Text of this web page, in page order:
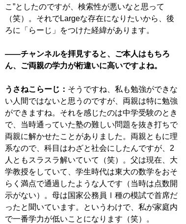
こ”としたのですが、検索性が悪いなと思って
（笑）。それでLargeな存在になりたいから、後
ろに「らーじ」をつけた経緯があります。
――チャンネルを拝見すると、ご本人はもちろ
ん、ご両親の学力が桁違いに高いですよね。
うさねこらーじ： そうですね、私も勉強ができな
い人間ではないと思うのですが、両親は特に勉強
ができますね。それを感じたのは中学受験のとき
で、当時通っていた塾の難しい問題を抜き打ちで
両親に解かせたことがありました。両親ともに理
系なので、科目はわざと社会にしたんですが、2
人ともスラスラ解いていて（笑）。父は現在、大
学教授をしていて、学生時代は東大の数学をおそ
らく満点で通過したような人です（当時は点数開
示がない）。母は国家公務員Ⅰ種の模試で首席だ
ったと聞いています。というわけで、私が家庭内
で一番学力が低いことになります（笑）。